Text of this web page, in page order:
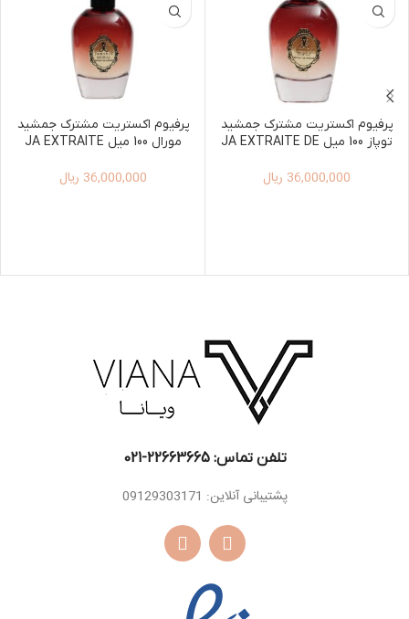
پرفیوم اکستریت مشترک جمشید
توپاز 100 میل JA EXTRAITE DE
36,000,000 ریال
پرفیوم اکستریت مشترک جمشید
مورال 100 میل JA EXTRAITE
36,000,000 ریال
تلفن تماس: 22663665-021​
پشتیبانی آنلاین: 09129303171